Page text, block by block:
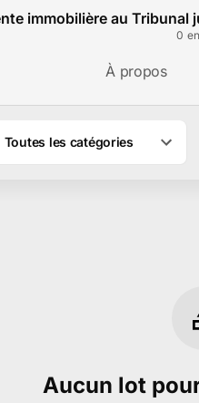
immobilière au Tribunal
0
À propos
Toutes les catégories
Aucun lot